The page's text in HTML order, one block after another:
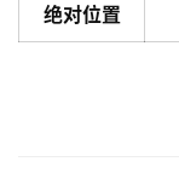
绝对位置